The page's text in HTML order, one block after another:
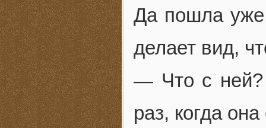
Да пошла
делает вид,
— Что с
раз, когда